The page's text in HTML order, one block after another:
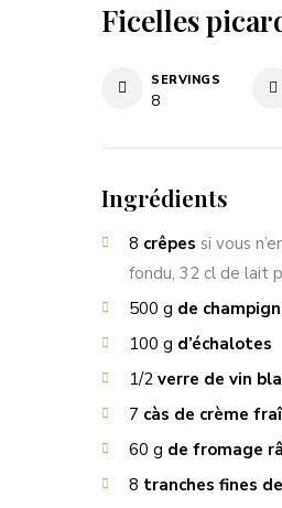
Ficelles
SERVINGS
8
Ingrédients
8 crêpes si vous
fondu, 32 cl de lait
500 g de
100 g d’échalotes
1/2 verre de vin
7 càs de crème
60 g de fromage
8 tranches fines